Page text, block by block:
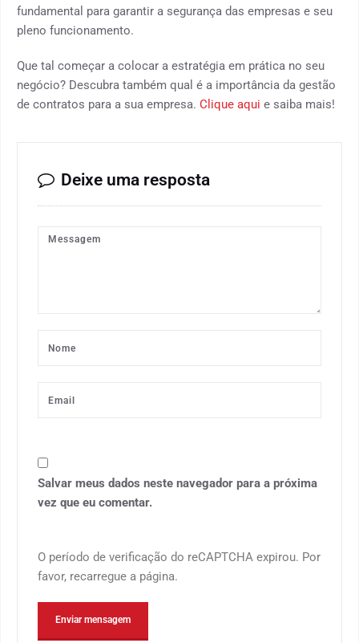
fundamental para garantir a segurança das empresas e seu
pleno funcionamento.
Que tal começar a colocar a estratégia em prática no seu
negócio? Descubra também qual é a importância da gestão
de contratos para a sua empresa. Clique aqui e saiba mais!
Deixe uma resposta
Salvar meus dados neste navegador para a próxima
vez que eu comentar.
O período de verificação do reCAPTCHA expirou. Por
favor, recarregue a página.